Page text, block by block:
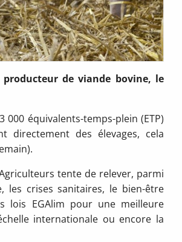
producteur de viande bovine, le
000 équivalents-temps-plein (ETP)
directement des élevages, cela
tente de relever, parmi
les crises sanitaires, le bien-être
lois EGAlim pour une meilleure
internationale ou encore la